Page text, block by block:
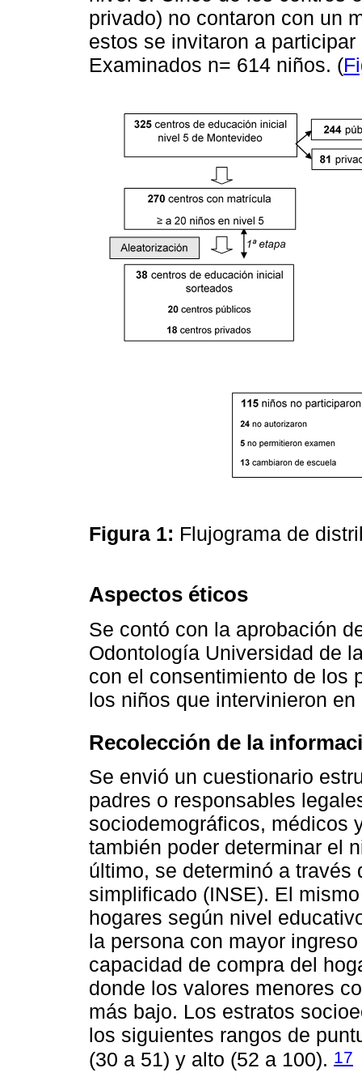
privado) no contaron con un
estos se invitaron a
Examinados n= 614 niños. (
Figura 1: Flujograma de
Aspectos éticos
Se contó con la aprobación
Odontología Universidad de
con el consentimiento de los
los niños que intervinieron
Recolección de la
Se envió un cuestionario
padres o responsables
sociodemográficos, médicos
también poder determinar el
último, se determinó a
simplificado (INSE). El
hogares según nivel
la persona con mayor
capacidad de compra del
donde los valores menores
más bajo. Los estratos
los siguientes rangos de
(30 a 51) y alto (52 a 100). 17